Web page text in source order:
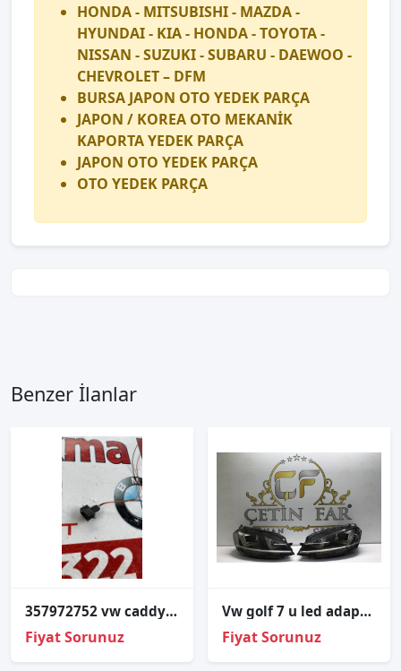
HONDA - MITSUBISHI - MAZDA -
HYUNDAI - KIA - HONDA - TOYOTA -
NISSAN - SUZUKI - SUBARU - DAEWOO -
CHEVROLET – DFM
BURSA JAPON OTO YEDEK PARÇA
JAPON / KOREA OTO MEKANİK
KAPORTA YEDEK PARÇA
JAPON OTO YEDEK PARÇA
OTO YEDEK PARÇA
Benzer İlanlar
357972752 vw caddy polo 1997 çamurluk sinyali fişi soketi
Fiyat Sorunuz
Vw golf 7 u led adapti̇f sağ sol far sökme hatasiz
Fiyat Sorunuz